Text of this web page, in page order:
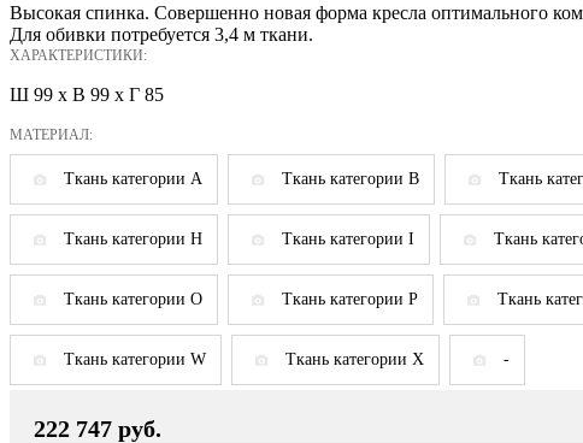
Высокая спинка. Совершенно новая форма кресла оптимального
Для обивки потребуется 3,4 м ткани.
ХАРАКТЕРИСТИКИ:
Ш 99 x В 99 x Г 85
МАТЕРИАЛ:
Ткань категории A Ткань категории B Ткань
Ткань категории H Ткань категории I Ткань
Ткань категории O Ткань категории P Ткань
Ткань категории W Ткань категории X -
222 747 руб.